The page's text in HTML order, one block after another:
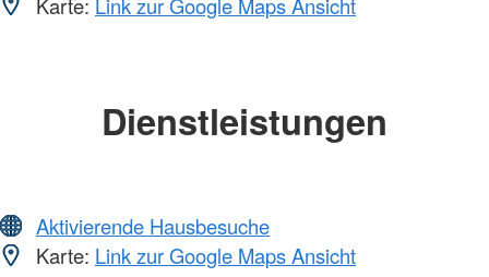
Dienstleistungen
Aktivierende Hausbesuche
Karte: Link zur Google Maps Ansicht